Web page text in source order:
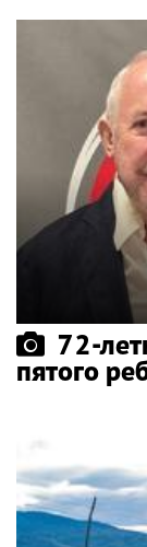
72-
пятого